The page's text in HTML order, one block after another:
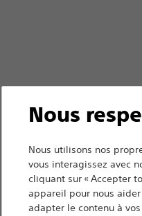
Nous
Nous utilisons nos
vous interagissez avec
cliquant sur « Accepter
appareil pour nous
adapter le contenu à